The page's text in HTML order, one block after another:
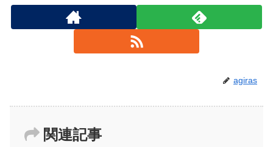
agiras
関連記事